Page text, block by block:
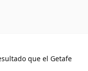
que el Getafe